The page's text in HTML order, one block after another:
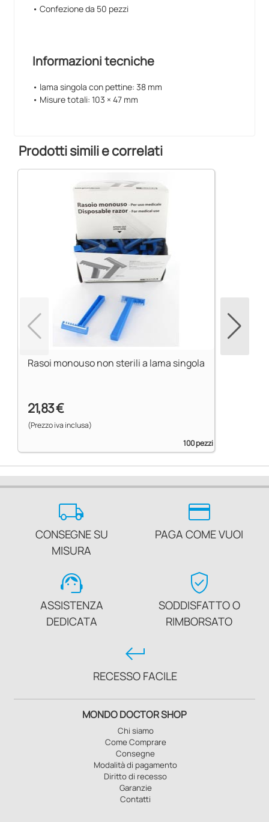
• Confezione da 50 pezzi
Informazioni tecniche
• lama singola con pettine: 38 mm
• Misure totali: 103 × 47 mm
Prodotti simili e correlati
Rasoi monouso non sterili a lama singola
21,83 €
(Prezzo iva inclusa)
100 pezzi
local_shipping
CONSEGNE SU
MISURA
credit_card
PAGA COME VUOI
support_agent
ASSISTENZA
DEDICATA
verified_user
SODDISFATTO O
RIMBORSATO
keyboard_return
RECESSO FACILE
MONDO DOCTOR SHOP
Chi siamo
Come Comprare
Consegne
Modalità di pagamento
Diritto di recesso
Garanzie
Contatti